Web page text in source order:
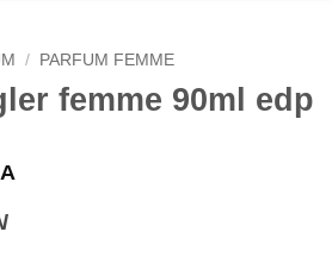
/ PARFUM FEMME
femme 90ml edp